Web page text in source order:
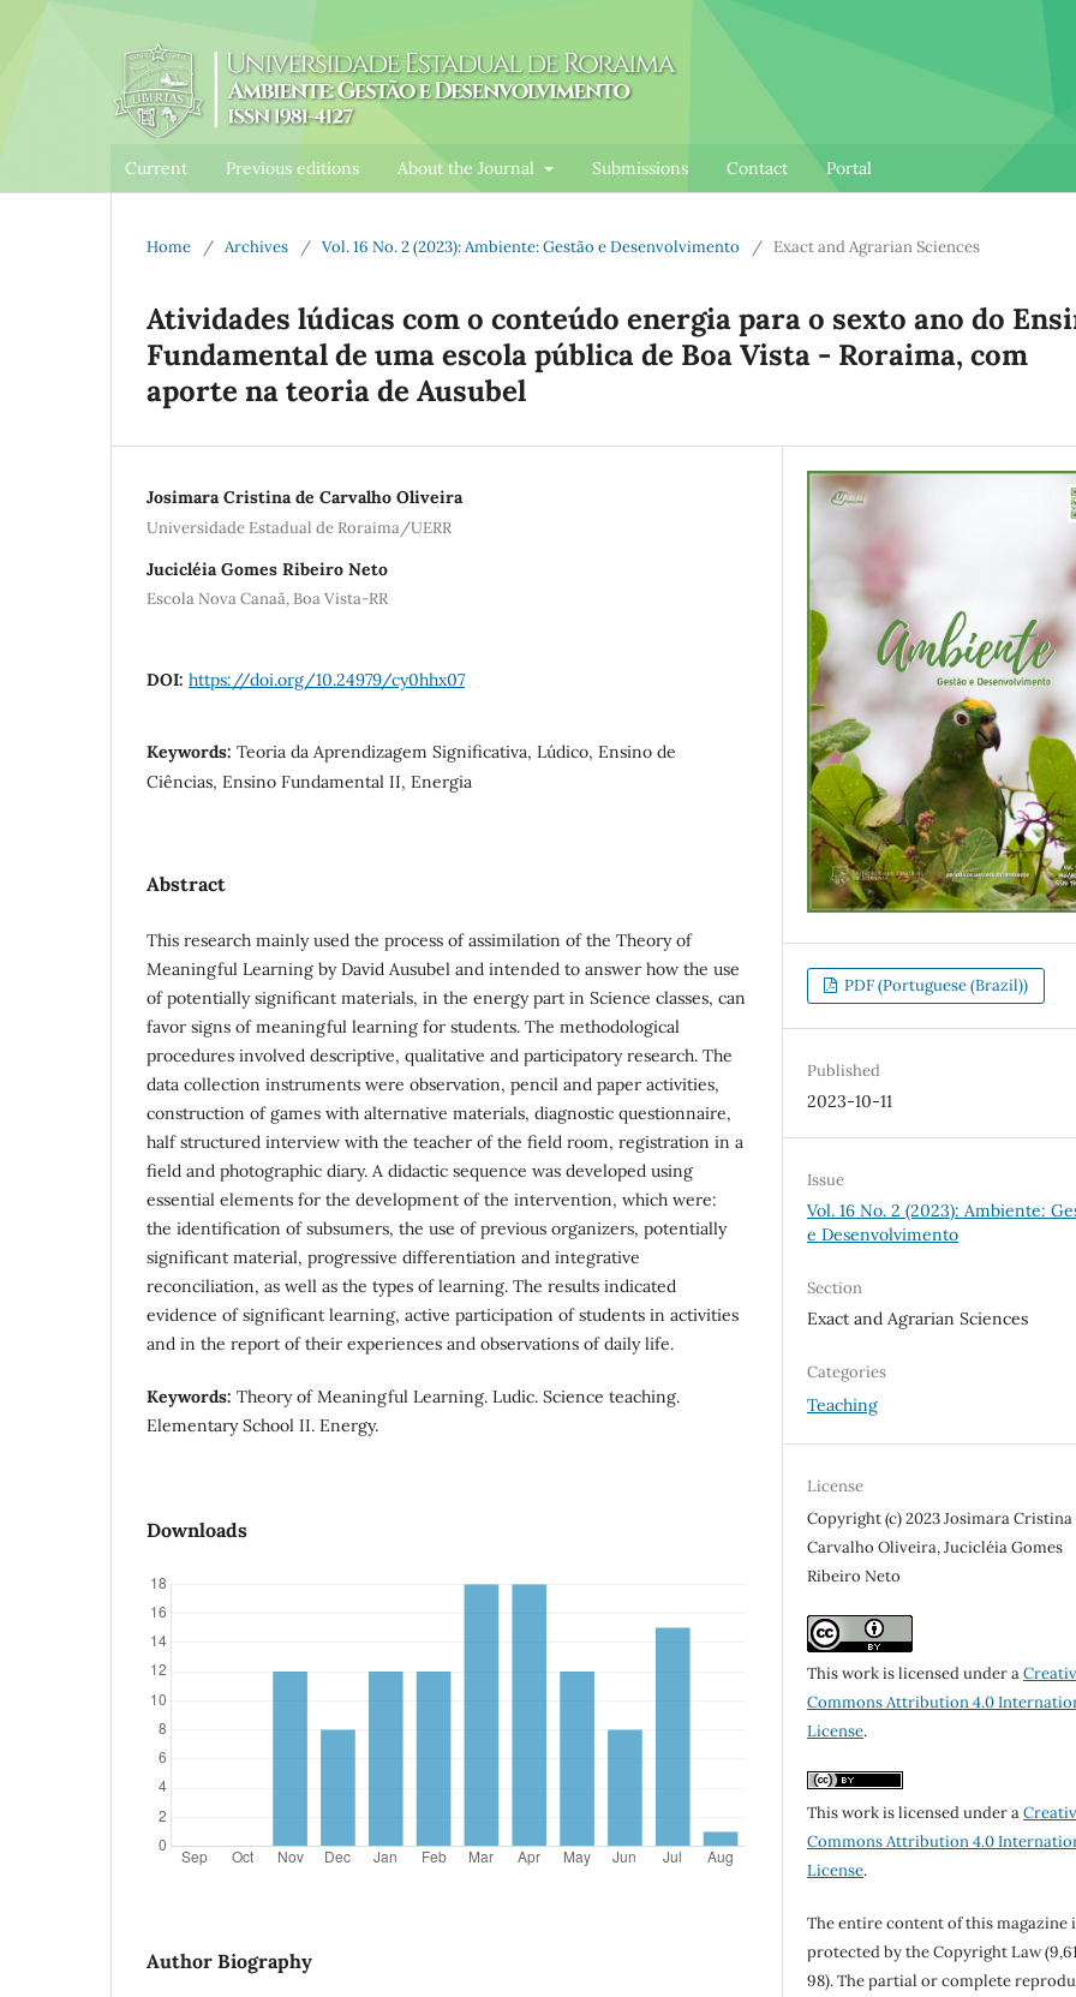
Current Previous editions About the Journal Submissions Contact Portal
Home / Archives / Vol. 16 No. 2 (2023): Ambiente: Gestão e Desenvolvimento / Exact and Agrarian Sciences
Atividades lúdicas com o conteúdo energia para o sexto ano do
Fundamental de uma escola pública de Boa Vista - Roraima, com
aporte na teoria de Ausubel
Josimara Cristina de Carvalho Oliveira
Universidade Estadual de Roraima/UERR
Jucicléia Gomes Ribeiro Neto
Escola Nova Canaã, Boa Vista-RR
DOI: https://doi.org/10.24979/cy0hhx07
Keywords: Teoria da Aprendizagem Significativa, Lúdico, Ensino de
Ciências, Ensino Fundamental II, Energia
Abstract
This research mainly used the process of assimilation of the Theory of
Meaningful Learning by David Ausubel and intended to answer how the use
of potentially significant materials, in the energy part in Science classes, can
favor signs of meaningful learning for students. The methodological
procedures involved descriptive, qualitative and participatory research. The
data collection instruments were observation, pencil and paper activities,
construction of games with alternative materials, diagnostic questionnaire,
half structured interview with the teacher of the field room, registration in a
field and photographic diary. A didactic sequence was developed using
essential elements for the development of the intervention, which were:
the identification of subsumers, the use of previous organizers, potentially
significant material, progressive differentiation and integrative
reconciliation, as well as the types of learning. The results indicated
evidence of significant learning, active participation of students in activities
and in the report of their experiences and observations of daily life.
Keywords: Theory of Meaningful Learning. Ludic. Science teaching.
Elementary School II. Energy.
Downloads
Author Biography
PDF (Portuguese (Brazil))
Published
2023-10-11
Issue
Vol. 16 No. 2 (2023): Ambiente:
e Desenvolvimento
Section
Exact and Agrarian Sciences
Categories
Teaching
License
Copyright (c) 2023 Josimara Cristina
Carvalho Oliveira, Jucicléia Gomes
Ribeiro Neto
This work is licensed under a
Commons Attribution 4.0
License.
This work is licensed under a
Commons Attribution 4.0
License.
The entire content of this magazine
protected by the Copyright Law
98). The partial or complete